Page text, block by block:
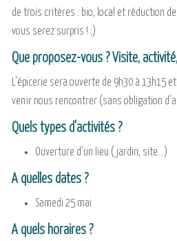
de trois critères : bio, local et réduction
vous serez surpris ! ;)
Que proposez-vous ? Visite,
L'épicerie sera ouverte de 9h30 à 13h15
venir nous rencontrer (sans obligation
Quels types d'activités ?
Ouverture d'un lieu (jardin, site...)
A quelles dates ?
Samedi 25 mai
A quels horaires ?